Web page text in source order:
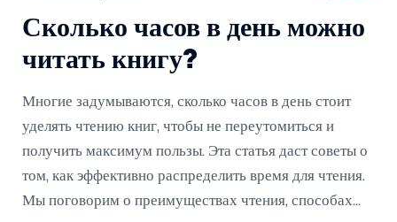
Сколько часов в день можно
читать книгу?
Многие задумываются, сколько часов в день стоит
уделять чтению книг, чтобы не переутомиться и
получить максимум пользы. Эта статья даст советы о
том, как эффективно распределить время для чтения.
Мы поговорим о преимуществах чтения, способах